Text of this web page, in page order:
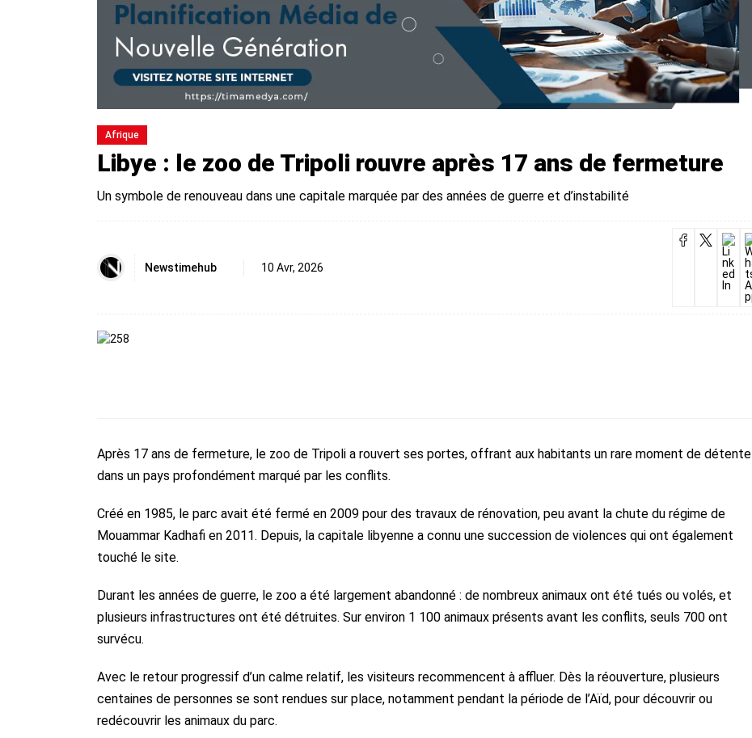
Afrique
Libye : le zoo de Tripoli rouvre après 17 ans de fermeture
Un symbole de renouveau dans une capitale marquée par des années de guerre et d’instabilité
Newstimehub 10 Avr, 2026
Après 17 ans de fermeture, le zoo de Tripolia rouvert ses portes, offrant aux habitants un rare moment de détente
dans un pays profondément marqué par les conflits.
Créé en 1985, le parc avait été fermé en 2009 pour des travaux de rénovation, peu avant la chute du régime de
Mouammar Kadhafi en 2011. Depuis, la capitale libyenne a connu une succession de violences qui ont également
touché le site.
Durant les années de guerre, le zoo a été largement abandonné : de nombreux animaux ont été tués ou volés, et
plusieurs infrastructures ont été détruites. Sur environ 1 100 animaux présents avant les conflits, seuls 700 ont
survécu.
Avec le retour progressif d’un calme relatif, les visiteurs recommencent à affluer. Dès la réouverture, plusieurs
centaines de personnes se sont rendues sur place, notamment pendant la période de l’Aïd, pour découvrir ou
redécouvrir les animaux du parc.